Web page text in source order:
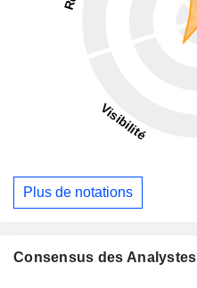
Plus de notations
Consensus des Analystes